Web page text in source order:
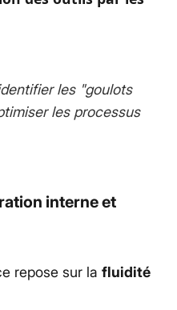
les "goulots
les processus
interne et
repose sur lafluidité